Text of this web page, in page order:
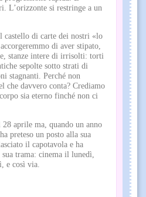
L’orizzonte si restringe a un
castello di carte dei nostri «lo
di aver stipato,
stanze intere di irrisolti: torti
sepolte sotto strati di
stagnanti. Perché non
che davvero conta? Crediamo
sia eterno finché non ci
aprile ma, quando un anno
preteso un posto alla sua
il capotavola e ha
sua trama: cinema il lunedì,
e così via.